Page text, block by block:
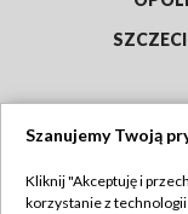
Szanujemy Twoją
Kliknij "Akceptuję i
korzystanie z